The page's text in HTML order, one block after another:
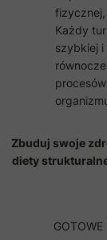
Każdy
szybkiej i
Zbuduj swoje
diety